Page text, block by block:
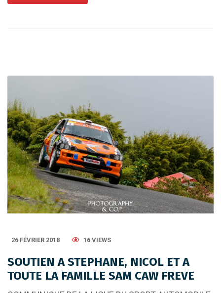
26 FÉVRIER 2018 16 VIEWS
SOUTIEN A STEPHANE, NICOL ET A
TOUTE LA FAMILLE SAM CAW FREVE